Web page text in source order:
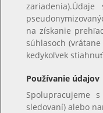
na získanie
súhlasoch
kedykoľvek
Používanie údajov
Spolupracujeme
sledovaní) alebo